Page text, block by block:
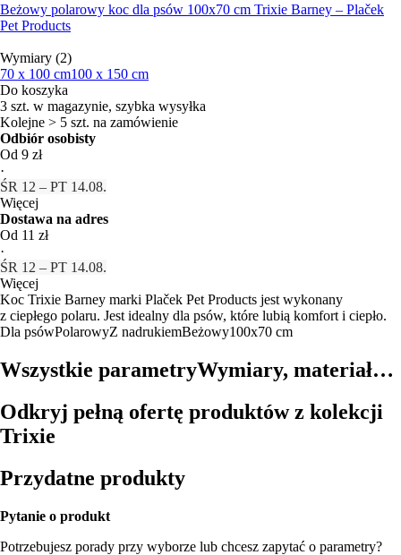
Beżowy polarowy koc dla psów 100x70 cm Trixie Barney – Plaček
Pet Products
Wymiary (2)
70 x 100 cm100 x 150 cm
Do koszyka
3 szt. w magazynie, szybka wysyłka
Kolejne > 5 szt. na zamówienie
Odbiór osobisty
Od 9 zł
·
ŚR 12 – PT 14.08.
Więcej
Dostawa na adres
Od 11 zł
·
ŚR 12 – PT 14.08.
Więcej
Koc Trixie Barney marki Plaček Pet Products jest wykonany
z ciepłego polaru. Jest idealny dla psów, które lubią komfort i ciepło.
Dla psówPolarowyZ nadrukiemBeżowy100x70 cm
Wszystkie parametryWymiary, materiał…
Odkryj pełną ofertę produktów z kolekcji
Trixie
Przydatne produkty
Pytanie o produkt
Potrzebujesz porady przy wyborze lub chcesz zapytać o parametry?